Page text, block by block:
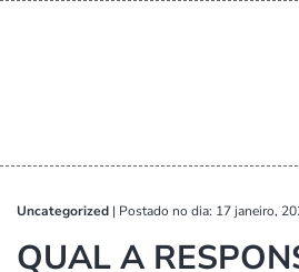
Uncategorized | Postado no dia: 17 janeiro,
QUAL A